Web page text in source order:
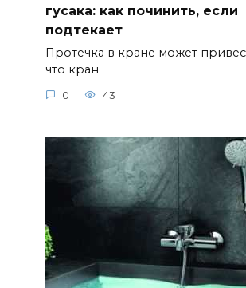
гусака: как починить, если
подтекает
Протечка в кране может
что кран
0 43